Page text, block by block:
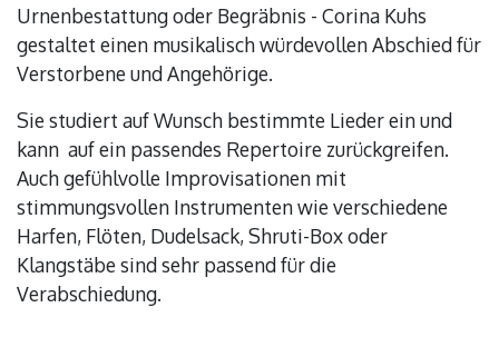
Urnenbestattung oder Begräbnis - Corina Kuhs
gestaltet einen musikalisch würdevollen Abschied für
Verstorbene und Angehörige.
Sie studiert auf Wunsch bestimmte Lieder ein und
kann auf ein passendes Repertoire zurückgreifen.
Auch gefühlvolle Improvisationen mit
stimmungsvollen Instrumenten wie verschiedene
Harfen, Flöten, Dudelsack, Shruti-Box oder
Klangstäbe sind sehr passend für die
Verabschiedung.